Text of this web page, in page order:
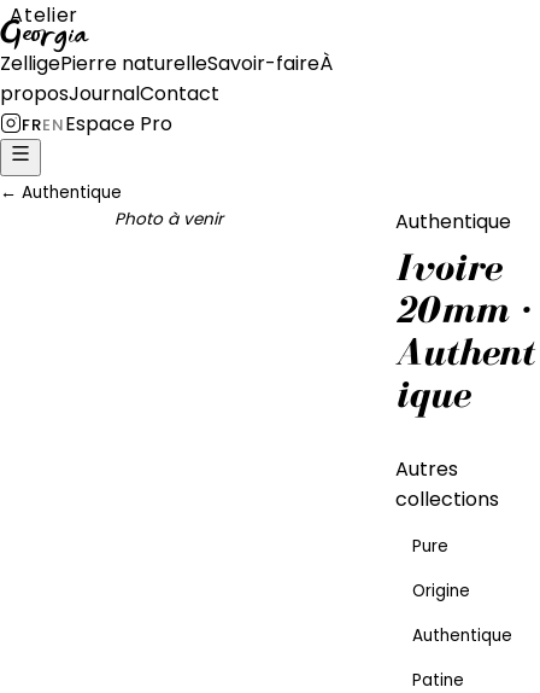
Atelier
Georgia
ZelligePierre naturelleSavoir-faireÀ
proposJournalContact
FRENEspace Pro
← Authentique
Photo à venir
Authentique
Ivoire
20mm ·
Authent
ique
Autres
collections
Pure
Origine
Authentique
Patine